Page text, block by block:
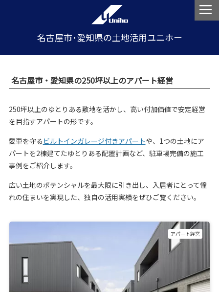
名古屋市･愛知県の土地活用ユニホー
名古屋市・愛知県の250坪以上のアパート経営
250坪以上のゆとりある敷地を活かし、高い付加価値で安定経営
を目指すアパートの形です。
愛車を守る ビルトインガレージ付きアパートや、1つの土地にア
パートを2棟建てたゆとりある配置計画など、駐車場完備の施工
事例をご紹介します。
広い土地のポテンシャルを最大限に引き出し、入居者にとって憧
れの住まいを実現した、独自の活用実績をぜひご覧ください。
アパート経営